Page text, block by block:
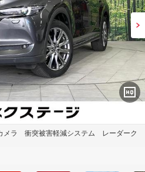
ラ 衝突被害軽減システム レーダーク